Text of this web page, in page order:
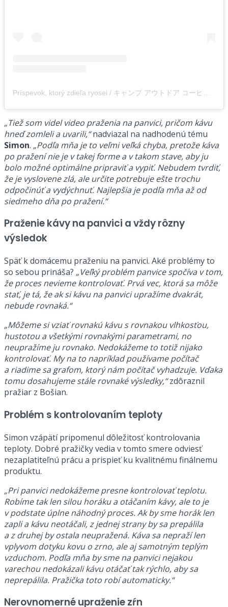
„Tiež som videl video praženia na panvici, pričom kávu
hneď zomleli a uvarili,“nadviazal na nadhodenú tému
Simon. „Podľa mňa je to veľmi veľká chyba, pretože káva
po pražení nie je v takej forme a v takom stave, aby ju
bolo možné optimálne pripraviť a vypiť. Nebudem tvrdiť,
že je vyslovene zlá, ale určite potrebuje ešte trochu
odpočinúť a vydýchnuť. Najlepšia je podľa mňa až od
siedmeho dňa po pražení.“
Praženie kávy na panvici a vždy rôzny
výsledok
Späť k domácemu praženiu na panvici. Aké problémy to
so sebou prináša? „Veľký problém panvice spočíva v tom,
že proces nevieme kontrolovať. Prvá vec, ktorá sa môže
stať, je tá, že ak si kávu na panvici upražíme dvakrát,
nebude rovnaká.“
„Môžeme si vziať rovnakú kávu s rovnakou vlhkosťou,
hustotou a všetkými rovnakými parametrami, no
neupražíme ju rovnako. Nedokážeme to totiž nijako
kontrolovať. My na to napríklad používame počítač
a riadime sa grafom, ktorý nám počítač vyhadzuje. Vďaka
tomu dosahujeme stále rovnaké výsledky,“zdôraznil
pražiar z Bošian.
Problém s kontrolovaním teploty
Simon vzápätí pripomenul dôležitosť kontrolovania
teploty. Dobré pražičky vedia v tomto smere odviesť
nezaplatiteľnú prácu a prispieť ku kvalitnému finálnemu
produktu.
„Pri panvici nedokážeme presne kontrolovať teplotu.
Robíme tak len silou horáku a otáčaním kávy, ale to je
v podstate úplne náhodný proces. Ak by sme horák len
zapli a kávu neotáčali, z jednej strany by sa prepálila
a z druhej by ostala neupražená. Káva sa nepraží len
vplyvom dotyku kovu o zrno, ale aj samotným teplým
vzduchom. Podľa mňa by sme na panvici nejakou
varechou nedokázali kávu otáčať tak rýchlo, aby sa
neprepálila. Pražička toto robí automaticky.“
Nerovnomerné upraženie zŕn